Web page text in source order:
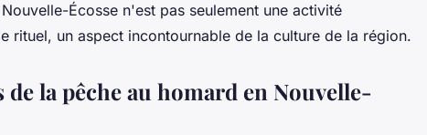
Écosse n'est pas seulement une activité
rituel, un aspect incontournable de la culture de la région.
la pêche au homard en Nouvelle-